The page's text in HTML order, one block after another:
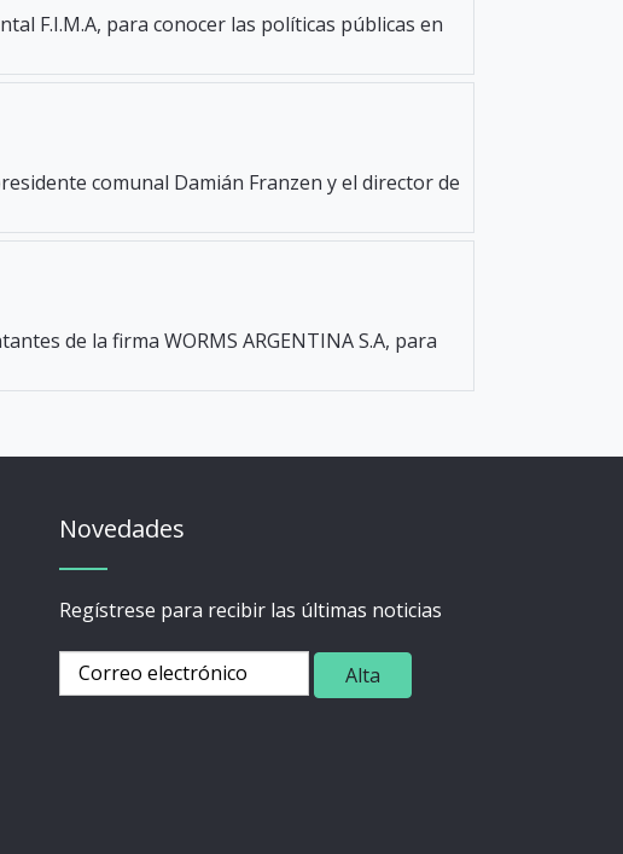
F.I.M.A, para conocer las políticas públicas en
comunal Damián Franzen y el director de
de la firma WORMS ARGENTINA S.A, para
Novedades
Regístrese para recibir las últimas noticias